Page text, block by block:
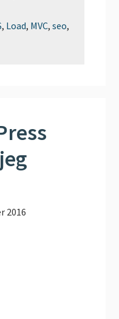
, Load, MVC,seo,
2016